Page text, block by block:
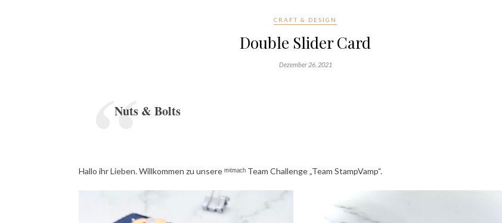
CRAFT & DESIGN
Double Slider Card
Dezember 26, 2021
Nuts & Bolts
Hallo ihr Lieben. Willkommen zu unsere ᵐⁱᵗᵐᵃᶜʰ Team Challenge „Team StampVamp“.